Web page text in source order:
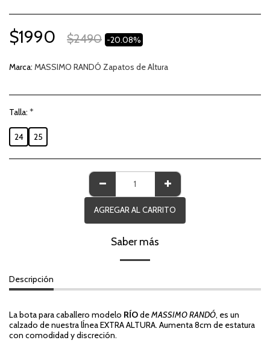
$1990 $2490 -20.08%
Marca: MASSIMO RANDÓ Zapatos de Altura
Talla: *
24 25
AGREGAR AL CARRITO
Saber más
Descripción
La bota para caballero modelo RÍOdeMASSIMO RANDÓ, es un
calzado de nuestra lÍnea EXTRA ALTURA. Aumenta 8cm de estatura
con comodidad y discreción.